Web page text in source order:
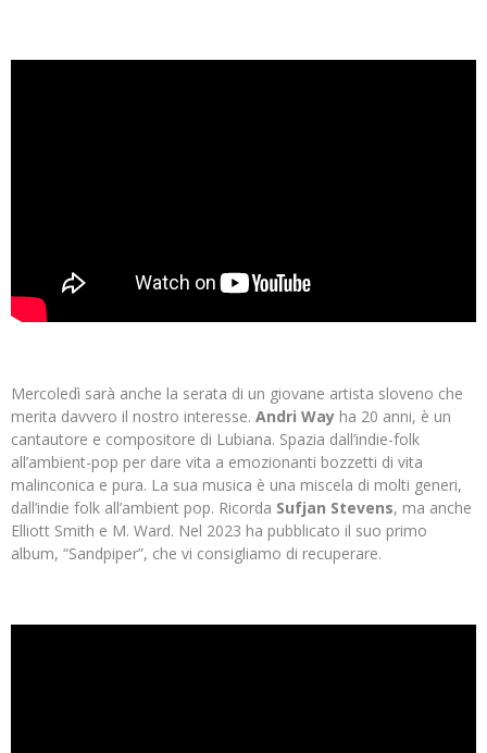
Mercoledì sarà anche la serata di un giovane artista sloveno che
merita davvero il nostro interesse. Andri Way ha 20 anni, è un
cantautore e compositore di Lubiana. Spazia dall’indie-folk
all’ambient-pop per dare vita a emozionanti bozzetti di vita
malinconica e pura. La sua musica è una miscela di molti generi,
dall’indie folk all’ambient pop. Ricorda Sufjan Stevens, ma anche
Elliott Smith e M. Ward. Nel 2023 ha pubblicato il suo primo
album, “Sandpiper”, che vi consigliamo di recuperare.